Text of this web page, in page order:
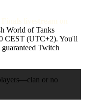
World of Tanks
CEST (UTC+2). You'll
Twitch
or no